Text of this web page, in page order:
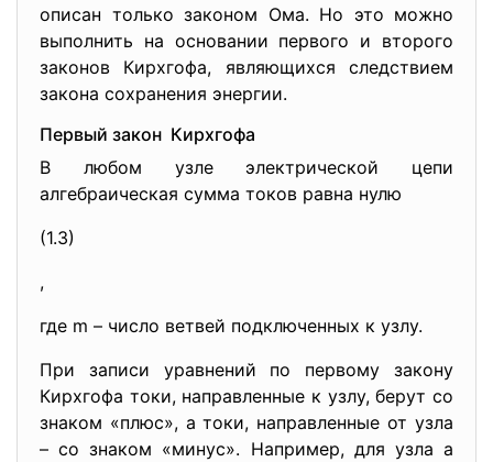
описан только законом Ома. Но это можно
выполнить на основании первого и второго
законов Кирхгофа, являющихся следствием
закона сохранения энергии.
Первый закон Кирхгофа
В любом узле электрической цепи
алгебраическая сумма токов равна нулю
(1.3)
,
где m – число ветвей подключенных к узлу.
При записи уравнений по первому закону
Кирхгофа токи, направленные к узлу, берут со
знаком «плюс», а токи, направленные от узла
– со знаком «минус». Например, для узла а